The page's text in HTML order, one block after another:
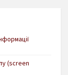
(screen